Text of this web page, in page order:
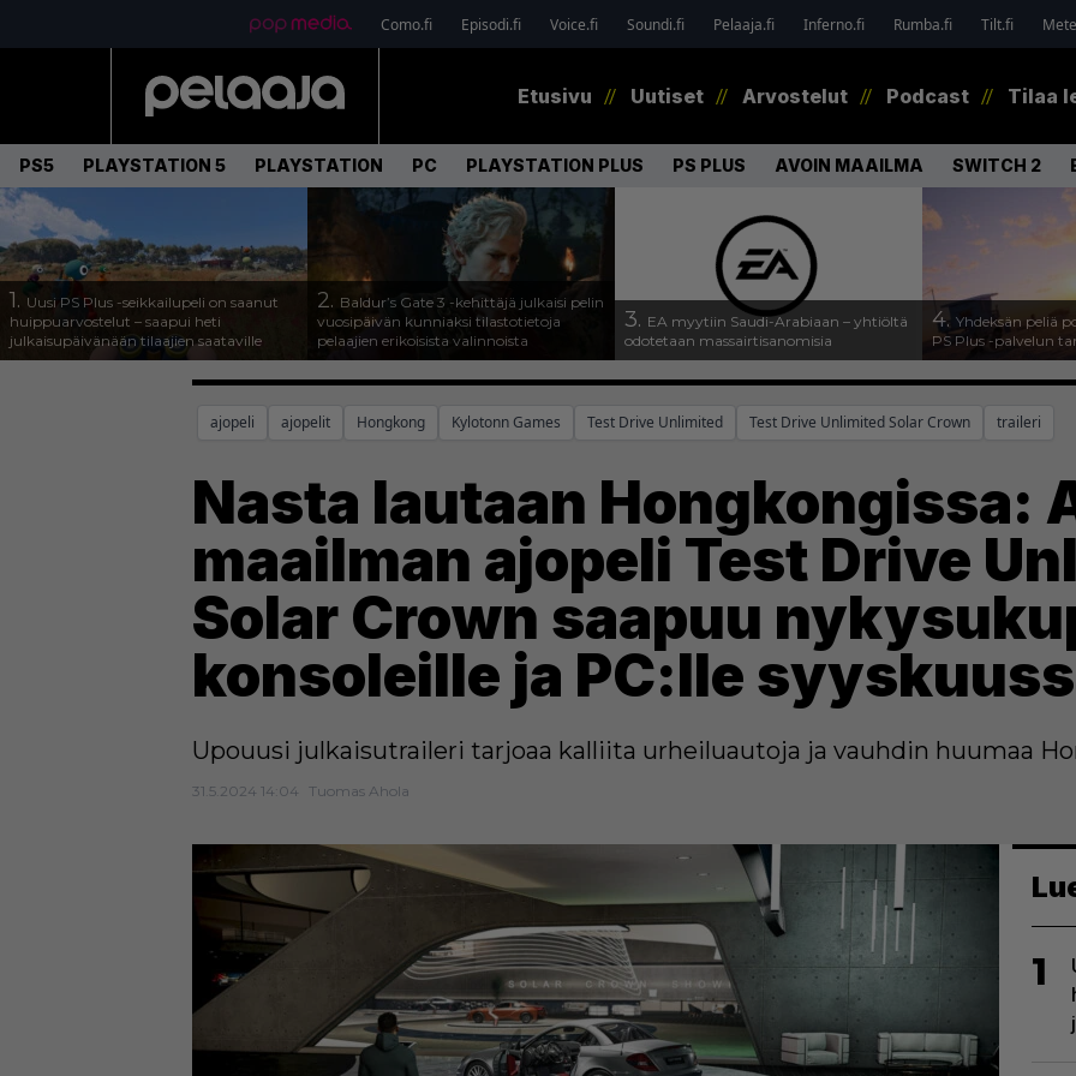
Como.fi Episodi.fi Voice.fi Soundi.fi Pelaaja.fi Inferno.fi Rumba.fi Tilt.fi
Etusivu Uutiset Arvostelut Podcast Tilaa
PS5 PLAYSTATION 5 PLAYSTATION PC PLAYSTATION PLUS PS PLUS AVOIN MAAILMA SWITCH 2
1. Uusi PS Plus -seikkailupeli on saanut
huippuarvostelut – saapui heti
julkaisupäivänään tilaajien saataville
2. Baldur’s Gate 3 -kehittäjä julkaisi pelin
vuosipäivän kunniaksi tilastotietoja
pelaajien erikoisista valinnoista
3. EA myytiin Saudi-Arabiaan – yhtiöltä
odotetaan massairtisanomisia
4. Yhdeksän peliä
PS Plus -palvelun
ajopeli ajopelit Hongkong Kylotonn Games Test Drive Unlimited Test Drive Unlimited Solar Crown traileri
Nasta lautaan Hongkongissa:
maailman ajopeli Test Drive
Solar Crown saapuu
konsoleille ja PC:lle
Upouusi julkaisutraileri tarjoaa kalliita urheiluautoja ja vauhdin huumaa
31.5.2024 14:04 Tuomas Ahola
1